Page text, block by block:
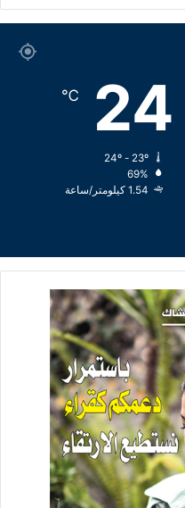
24
℃
69%
1.54 كيلومتر/ساعة